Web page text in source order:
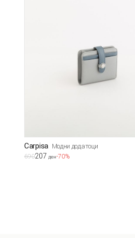
Carpisa Модни додатоци
690207 ден-70%